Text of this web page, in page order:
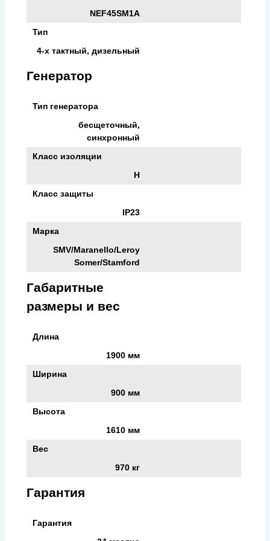
NEF45SM1A
Тип
4-х тактный, дизельный
Генератор
Тип генератора
бесщеточный,
синхронный
Класс изоляции
H
Класс защиты
IP23
Марка
SMV/Maranello/Leroy
Somer/Stamford
Габаритные
размеры и вес
Длина
1900 мм
Ширина
900 мм
Высота
1610 мм
Вес
970 кг
Гарантия
Гарантия